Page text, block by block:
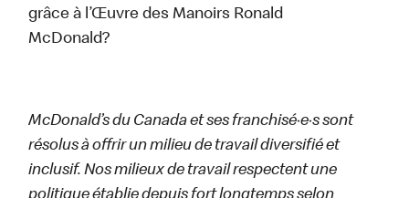
grâce à l’Œuvre des Manoirs Ronald
McDonald?
McDonald’s du Canada et ses franchisé·e·s sont
résolus à offrir un milieu de travail diversifié et
inclusif. Nos milieux de travail respectent une